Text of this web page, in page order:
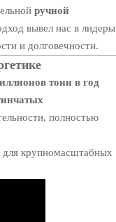
ручной
вывел нас в лидеры
и долговечности.
тонн в год
полностью
для крупномасштабных